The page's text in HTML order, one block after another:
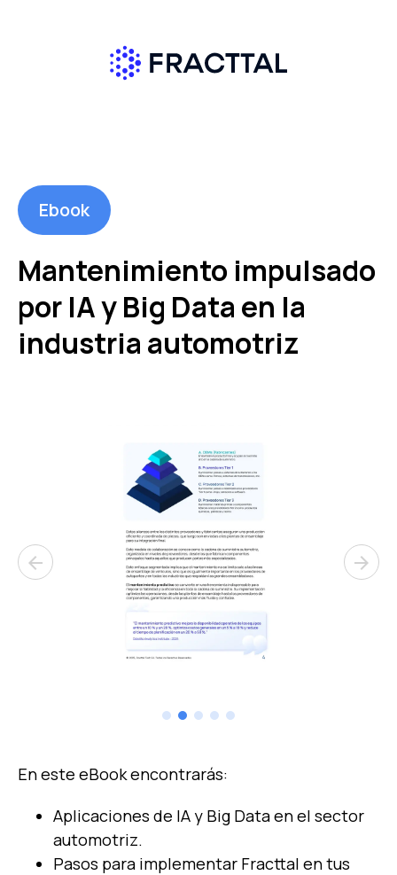
Ebook
Mantenimiento impulsado
por IA y Big Data en la
industria automotriz
arrow_back arrow_forward
En este eBook encontrarás:
Aplicaciones de IA y Big Data en el sector
automotriz.
Pasos para implementar Fracttal en tus